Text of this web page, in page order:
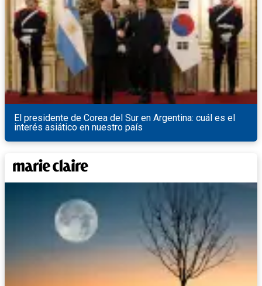
El presidente de Corea del Sur en Argentina: cuál es el
interés asiático en nuestro país